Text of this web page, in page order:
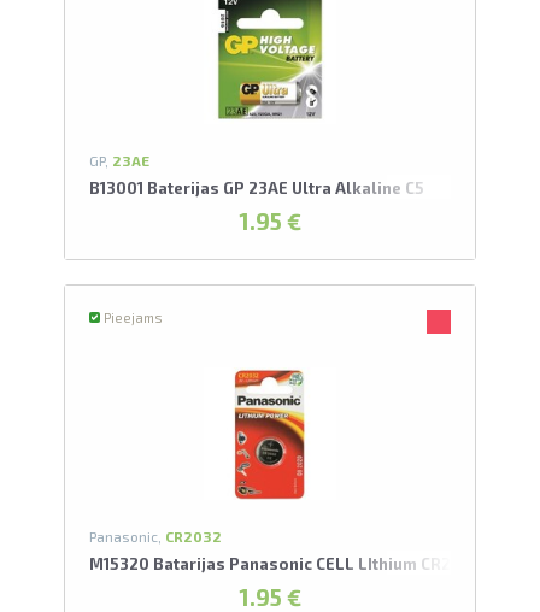
GP, 23AE
B13001 Baterijas GP 23AE Ultra Alkaline C5
1.95 €
Pieejams
Panasonic, CR2032
M15320 Batarijas Panasonic CELL LIthium CR2032/1BP
1.95 €